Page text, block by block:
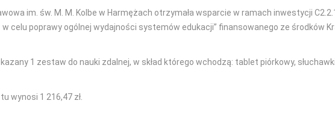
im. św. M. M. Kolbe w Harmężach otrzymała wsparcie w ramach inwestycji
celu poprawy ogólnej wydajności systemów edukacji” finansowanego ze środków
1 zestaw do nauki zdalnej, w skład którego wchodzą: tablet piórkowy,
wynosi 1 216,47 zł.